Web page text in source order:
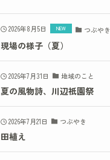
2026年8月5日 つぶやき
現場の様子（夏）
2026年7月31日 地域のこと
夏の風物詩、川辺祇園祭
2026年7月21日 つぶやき
田植え